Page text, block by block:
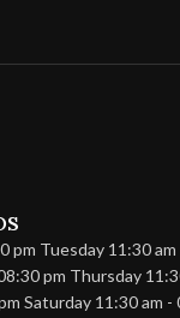
pm Tuesday 11:30
pm Thursday
Saturday 11:30 am -